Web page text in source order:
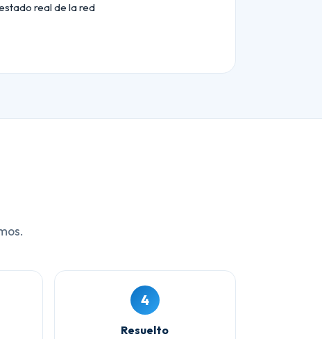
real de la red
4
Resuelto